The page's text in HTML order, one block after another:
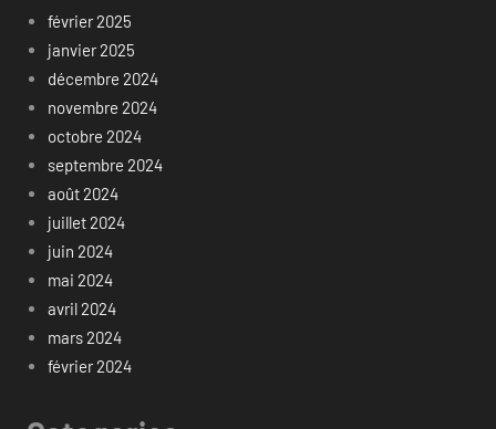
février 2025
janvier 2025
décembre 2024
novembre 2024
octobre 2024
septembre 2024
août 2024
juillet 2024
juin 2024
mai 2024
avril 2024
mars 2024
février 2024